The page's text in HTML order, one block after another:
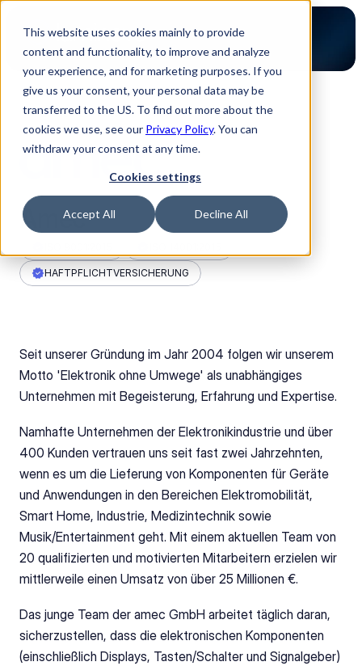
This website uses cookies mainly to provide
content and functionality, to improve and analyze
your experience, and for marketing purposes. If you
give us your consent, your personal data may be
transferred to the US. To find out more about the
cookies we use, see our Privacy Policy. You can
withdraw your consent at any time.
Cookies settings
Accept All Decline All
Zurück zur Partner Übersicht
Amec
HAFTPFLICHTVERSICHERUNG
Seit unserer Gründung im Jahr 2004 folgen wir unserem
Motto 'Elektronik ohne Umwege' als unabhängiges
Unternehmen mit Begeisterung, Erfahrung und Expertise.
Namhafte Unternehmen der Elektronikindustrie und über
400 Kunden vertrauen uns seit fast zwei Jahrzehnten,
wenn es um die Lieferung von Komponenten für Geräte
und Anwendungen in den Bereichen Elektromobilität,
Smart Home, Industrie, Medizintechnik sowie
Musik/Entertainment geht. Mit einem aktuellen Team von
20 qualifizierten und motivierten Mitarbeitern erzielen wir
mittlerweile einen Umsatz von über 25 Millionen €.
Das junge Team der amec GmbH arbeitet täglich daran,
sicherzustellen, dass die elektronischen Komponenten
(einschließlich Displays, Tasten/Schalter und Signalgeber)